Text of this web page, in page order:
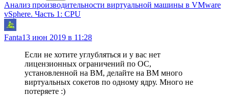
Анализ производительности виртуальной машины в VMware
vSphere. Часть 1: CPU
Fanta13 июн 2019 в 11:28
Если не хотите углубляться и у вас нет
лицензионных ограничений по ОС,
установленной на ВМ, делайте на ВМ много
виртуальных сокетов по одному ядру. Много не
потеряете :)